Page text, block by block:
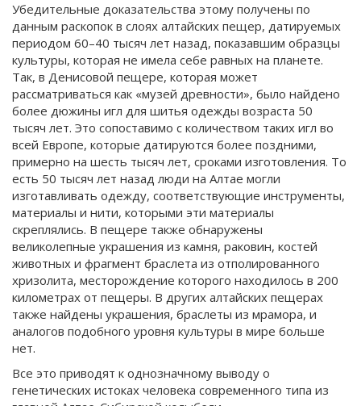
Убедительные доказательства этому получены по
данным раскопок в слоях алтайских пещер, датируемых
периодом 60–40 тысяч лет назад, показавшим образцы
культуры, которая не имела себе равных на планете.
Так, в Денисовой пещере, которая может
рассматриваться как «музей древности», было найдено
более дюжины игл для шитья одежды возраста 50
тысяч лет. Это сопоставимо с количеством таких игл во
всей Европе, которые датируются более поздними,
примерно на шесть тысяч лет, сроками изготовления. То
есть 50 тысяч лет назад люди на Алтае могли
изготавливать одежду, соответствующие инструменты,
материалы и нити, которыми эти материалы
скреплялись. В пещере также обнаружены
великолепные украшения из камня, раковин, костей
животных и фрагмент браслета из отполированного
хризолита, месторождение которого находилось в 200
километрах от пещеры. В других алтайских пещерах
также найдены украшения, браслеты из мрамора, и
аналогов подобного уровня культуры в мире больше
нет.
Все это приводят к однозначному выводу о
генетических истоках человека современного типа из